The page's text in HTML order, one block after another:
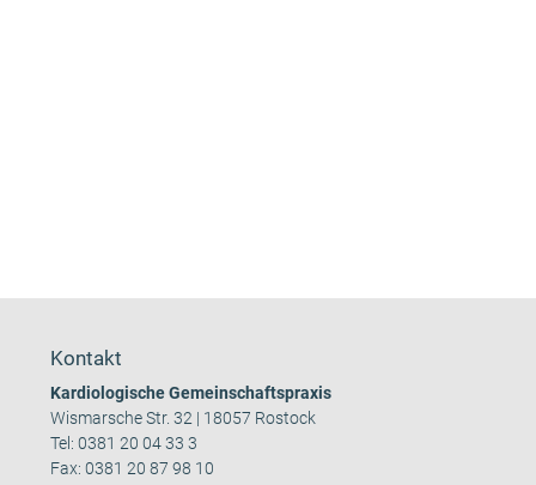
Kontakt
Kardiologische Gemeinschaftspraxis
Wismarsche Str. 32 | 18057 Rostock
Tel:0381 20 04 33 3
Fax: 0381 20 87 98 10